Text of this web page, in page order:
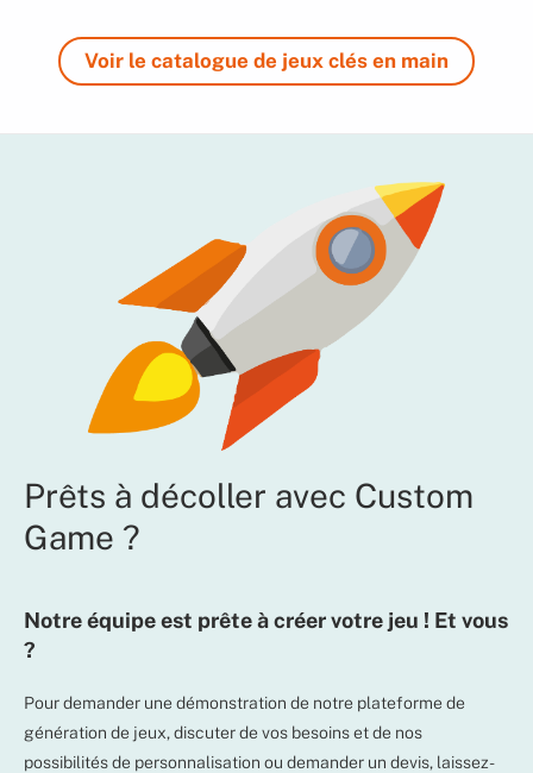
Voir le catalogue de jeux clés en main
Prêts à décoller avec Custom
Game ?
Notre équipe est prête à créer votre jeu ! Et vous
?
Pour demander une démonstration de notre plateforme de
génération de jeux, discuter de vos besoins et de nos
possibilités de personnalisation ou demander un devis, laissez-